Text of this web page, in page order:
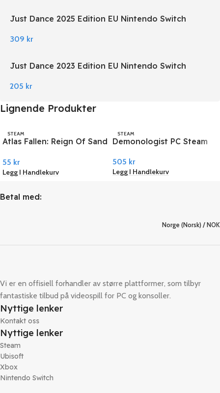
Just Dance 2025 Edition EU Nintendo Switch
309 kr
Just Dance 2023 Edition EU Nintendo Switch
205 kr
Lignende Produkter
STEAM
Atlas Fallen: Reign Of Sand
55 kr
Legg I Handlekurv
STEAM
Demonologist PC Steam
505 kr
Legg I Handlekurv
Betal med:
Norge (Norsk) / NOK
Vi er en offisiell forhandler av større plattformer, som tilbyr
fantastiske tilbud på videospill for PC og konsoller.
Nyttige lenker
Kontakt oss
Nyttige lenker
Steam
Ubisoft
Xbox
Nintendo Switch